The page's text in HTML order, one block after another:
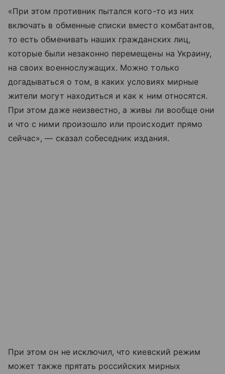
«При этом противник пытался кого-то из них
включать в обменные списки вместо комбатантов,
то есть обменивать наших гражданских лиц,
которые были незаконно перемещены на Украину,
на своих военнослужащих. Можно только
догадываться о том, в каких условиях мирные
жители могут находиться и как к ним относятся.
При этом даже неизвестно, а живы ли вообще они
и что с ними произошло или происходит прямо
сейчас», — сказал собеседник издания.
При этом он не исключил, что киевский режим
может также прятать российских мирных